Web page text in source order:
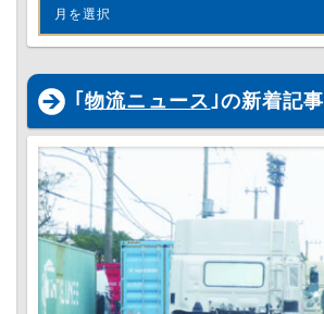
月を選択
｢ 物流ニュース ｣の新着記事